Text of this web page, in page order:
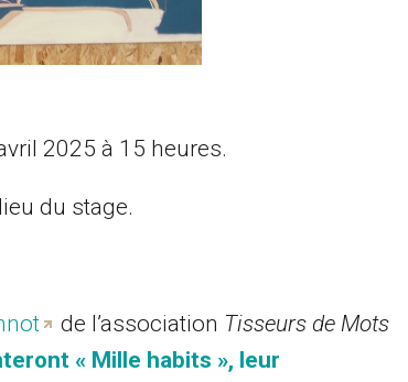
2025 à 15 heures.
du stage.
de l’association Tisseurs de Mots
« Mille habits », leur